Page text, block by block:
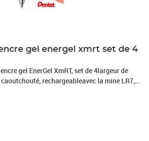
gel energel xmrt set de 4
gel EnerGel XmRT, set de 4largeur de
rechargeableavec la mine LR7,
corail, lilas, gristurquoisecontenu : 4